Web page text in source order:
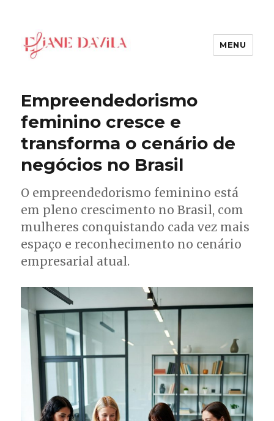
MENU
Empreendedorismo
feminino cresce e
transforma o cenário de
negócios no Brasil
O empreendedorismo feminino está
em pleno crescimento no Brasil, com
mulheres conquistando cada vez mais
espaço e reconhecimento no cenário
empresarial atual.